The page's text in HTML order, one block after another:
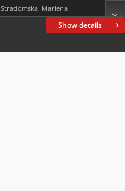
Show details
Stradomska, Marlena